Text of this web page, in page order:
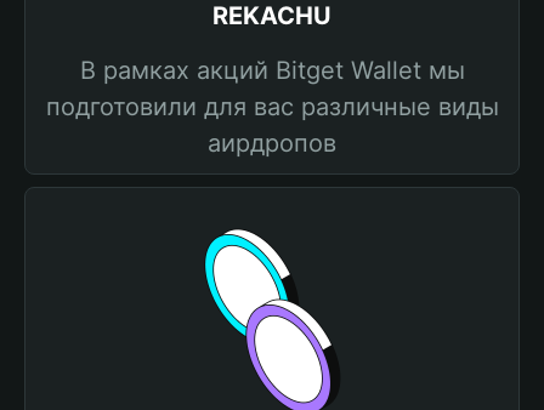
REKACHU
В рамках акций Bitget Wallet мы
подготовили для вас различные виды
аирдропов